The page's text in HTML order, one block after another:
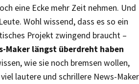
eine Ecke mehr Zeit nehmen. Und
Wohl wissend, dass es so ein
Projekt zwingend braucht –
Maker längst überdreht haben
wie sie noch bremsen wollen,
lautere und schrillere News-Maker